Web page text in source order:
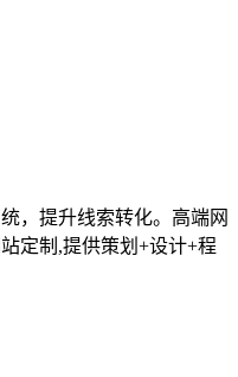
，提升线索转化。高端网
定制,提供策划+设计+程